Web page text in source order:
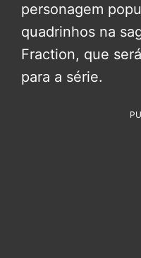
personagem
quadrinhos na
Fraction, que
para a série.